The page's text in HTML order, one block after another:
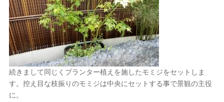
続きまして同じくプランター植えを施したモミジをセットしま
す。控え目な枝振りのモミジは中央にセットする事で景観の主役
に。